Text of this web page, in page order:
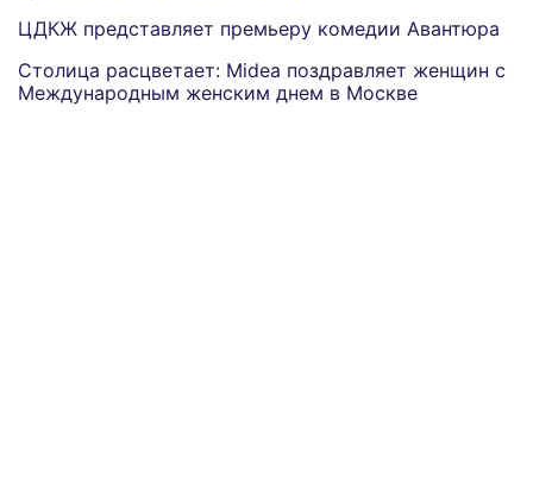
ЦДКЖ представляет премьеру комедии Авантюра
Столица расцветает: Midea поздравляет женщин с
Международным женским днем в Москве